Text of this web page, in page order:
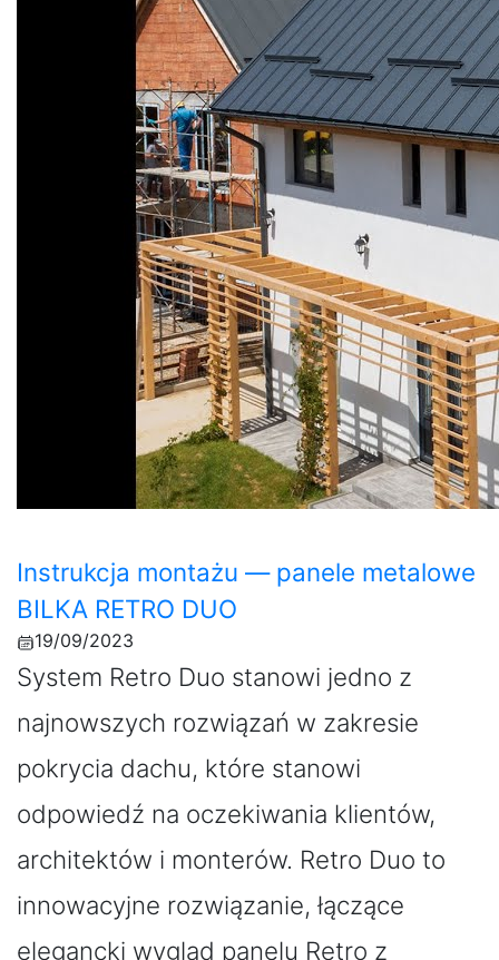
Instrukcja montażu — panele metalowe
BILKA RETRO DUO
19/09/2023
System Retro Duo stanowi jedno z
najnowszych rozwiązań w zakresie
pokrycia dachu, które stanowi
odpowiedź na oczekiwania klientów,
architektów i monterów. Retro Duo to
innowacyjne rozwiązanie, łączące
elegancki wygląd panelu Retro z